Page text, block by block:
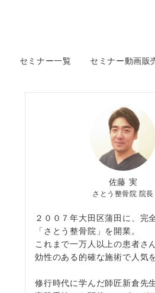
セミナー一覧 セミナー動画販
佐藤 実
さとう整骨院 院長
２００７年大田区蒲田に、完
「さとう整骨院」を開業。
これまで一万人以上の患者さ
効性のある的確な施術で人気
修行時代に学んだ師匠新倉先